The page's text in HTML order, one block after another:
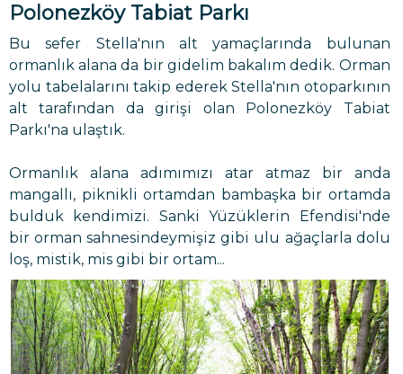
Polonezköy Tabiat Parkı
Bu sefer Stella'nın alt yamaçlarında bulunan
ormanlık alana da bir gidelim bakalım dedik. Orman
yolu tabelalarını takip ederek Stella'nın otoparkının
alt tarafından da girişi olan Polonezköy Tabiat
Parkı'na ulaştık.
Ormanlık alana adımımızı atar atmaz bir anda
mangallı, piknikli ortamdan bambaşka bir ortamda
bulduk kendimizi. Sanki Yüzüklerin Efendisi'nde
bir orman sahnesindeymişiz gibi ulu ağaçlarla dolu
loş, mistik, mis gibi bir ortam...